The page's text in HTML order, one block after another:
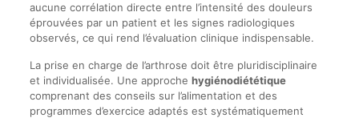
aucune corrélation directe entre l’intensité des douleurs
éprouvées par un patient et les signes radiologiques
observés, ce qui rend l’évaluation clinique indispensable.
La prise en charge de l’arthrose doit être pluridisciplinaire
et individualisée. Une approche hygiénodiététique
comprenant des conseils sur l’alimentation et des
programmes d’exercice adaptés est systématiquement